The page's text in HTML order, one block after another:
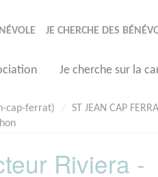
JE CHERCHE DES
Je cherche sur la
cap-ferrat)
ST JEAN CAP FERRAT
Riviera -